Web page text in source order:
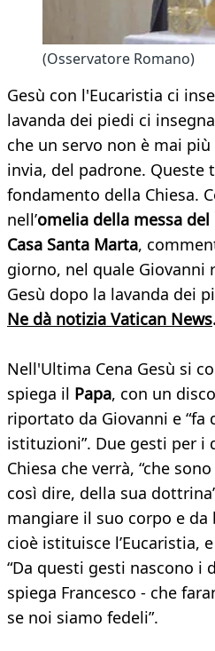
(Osservatore Romano)
Gesù con l'Eucaristia ci
lavanda dei piedi ci
che un servo non è mai
invia, del padrone. Queste
fondamento della Chiesa.
nell’omelia della messa
Casa Santa Marta,
giorno, nel quale Giovanni
Gesù dopo la lavanda dei
Ne dà notizia Vatican News
Nell'Ultima Cena Gesù si
spiega il Papa, con un
riportato da Giovanni e “fa
istituzioni”. Due gesti per i
Chiesa che verrà, “che
così dire, della sua
mangiare il suo corpo e da
cioè istituisce l’Eucaristia,
“Da questi gesti nascono i
spiega Francesco - che
se noi siamo fedeli”.